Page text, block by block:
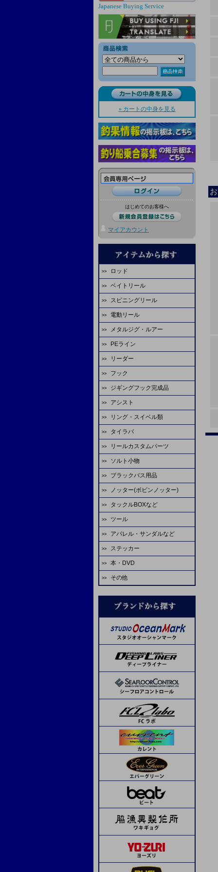
Japanese Buying Service
» カートの中身を見る
はじめてのお客様へ
マイアカウント
ロッド
エバーグリーン
ディープライナー
ビート
オーシャンフリーク
ジャッカル
ピュアテック
天龍
ヤマガブランクス
シマノ
がまかつ
ゼスタ
ゼニス
テイルウォーク
アブガルシア
エイテック
バレーヒル
ゴールデンミーン
パームス
ジャンキーワークス
ダイワ
剛樹
リップル
APIA
メジャークラフト
オリムピック
レスターファイン
タカ産業
メガバス
下田漁具
ベーシックギア
オリムピック
ブルーニングハーツ
クレイジーオーシャン
ASS
ベイトリール
ダイワ
シマノ
エバーグリーン
スタジオオーシャンマーク
マーフィックス
アリゲーター技研
ディープライナー
オクマ
アブガルシア
テイルウォーク
アルファタックス
グローブライド
エイテック
オーシャンフリークス
マクセル
ミヒロ精機
アベットリール
レスターファイン
オプション
スピニングリール
ダイワ
シマノ
アピア
アブガルシア
エイテック
テイルウォーク
電動リール
ダイワ
シマノ
ミヤエポック
tail walk
備品
メタルジグ・ルアー
ディープライナー
シーフロアコントロール
FCラボ
カレント
K-craft
山ジグ
ビート
CB ONE
uroco
REALS
EDUCE
枝豆じぐ
Lots Of Art
ブルーブルー
脇漁具
ヨーヅリ
デュエル
ランブルベイト
ピエールジグ
ジャッカル
K-FLAT
海遊少年
ima
クレイジーオーシャン
ダミキジャパン
ゼスタ
ソルトウォーターボーイズ
ASSジグ
PEライン
ファイヤーライン
シマノ
デプスハンター
サンライン
YGKよつあみ
ゴーセン
ダイワ
A-TEC
モーリス
メジャークラフト
ヤマトヨ
バリバス
ラインコート類
リーダー
YGKよつあみ
シーガー
サンライン
がまかつ
バレーヒル
ASS
オーナー
プロセレ
VARIVAS
ゴーセン
ネイチャーボーイズ
下田漁具
フック
シーフロアコントロール
ASS
ダイワ
シャウト
odz
カツイチ
ヴァンフック
ゴーへ
がまかつ
オーナー
スティンガー
コアマン
ネイヤーボーイズ
SFC
beat
ティクト
ハヤブサ
オーシャンフリーク
タコ用針
ミヤマエ
フィネス
下田漁具
CB ONE
MCワークス
ジャッカル
スタジオオーシャンマーク
ジギングフック完成品
スクラップオリジナル
シーフロアコントロール
ASS
デコイ
オーナー
シャウト
ヤマイ
クレイジーオーシャン
ジャスティス
剣屋
がまかつ
シマノ
ヴァンフック
ゼスタ
SOM
ステキ針
ネイチャーボーイズ
アシスト工房
CB ONE
ハヤブサ
beat
オーシャンフリーク
フィネス
リブレ
コモジグ
タカ産業
ゴーへ
アシスト
ASS
オーナー
シャウト
ゴーセン
大洋
ヤマトヨ
がまかつ
YGKよつあみ
ダイワ
ヤマイ
フィッシングファイターズ
糸・チューブ
ヴァンフック
UOSO
デコイ
サンライン
リング・スイベル類
シーフロアコントロール
HOT'S
odz
がまかつ
WaterLand
ゼスタ
スタジオオーシャンマーク
ヤリエ
オーナー
ASS
B.Rig's
エヌティスイベル
フィッシングファイターズ
ボーズレス
ボウズ
デコイ
タカ産業
CB ONE
Boggy
下田漁具
エバーグリーン
ミヤマエ
ヤマシタ
セイカイコレクション
ヴァンフック
タイラバ
ハヤブサ
ジャッカル
ダイワ
シマノ
SEAFLOORCONTROL
がまかつ
ライズジャパン
ソルトウォーターボーイズ
reins（スペアパーツ）
ラバーパーツ
スペアフック
リールカスタムパーツ
スタジオオーシャンマーク
エバーグリーン
LIVRE
ソルトウォーターボーイズ
シマノ
マーフィックスパーツ
SPI ミゾハン
オーシャンフリークス
コーモラン
ティクト
ABU
コーモラン
トライアル
シーフロアコントロール
Avail
ディープライナー
ソウルズ
ドロップカスタム
エイテック
グリス・オイル
ソルト小物
タコベイト
ジグヘッド
ソルトワーム
サビキ
IKA
蛸
ブラックバス用品
淡水ロッド
淡水リール
バスルアー・ワーム
バス用フック
バス用ライン
ノッター(ボビンノッター)
タックルBOXなど
ツール
アパレル・サンダルなど
ステッカー
本・DVD
その他